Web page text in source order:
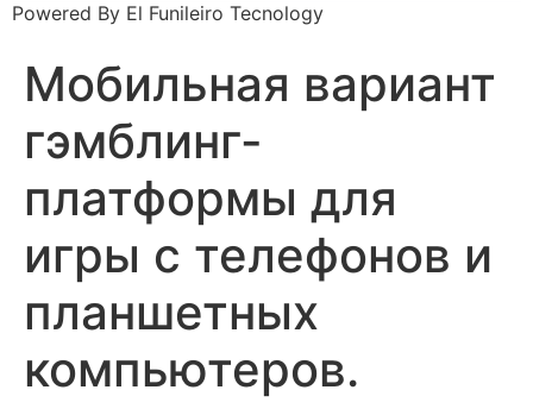
Powered By El Funileiro Tecnology
Мобильная вариант
гэмблинг-
платформы для
игры с телефонов и
планшетных
компьютеров.